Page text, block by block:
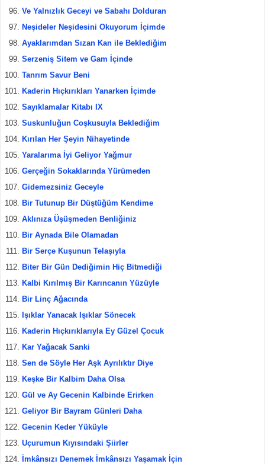
Ve Yalnızlık Geceyi ve Sabahı Dolduran
Neşideler Neşidesini Okuyorum İçimde
Ayaklarımdan Sızan Kan ile Beklediğim
Serzeniş Sitem ve Gam İçinde
Tanrım Savur Beni
Kaderin Hıçkırıkları Yanarken İçimde
Sayıklamalar Kitabı IX
Suskunluğun Coşkusuyla Beklediğim
Kırılan Her Şeyin Nihayetinde
Yaralarıma İyi Geliyor Yağmur
Gerçeğin Sokaklarında Yürümeden
Gidemezsiniz Geceyle
Bir Tutunup Bir Düştüğüm Kendime
Aklınıza Üşüşmeden Benliğiniz
Bir Aynada Bile Olamadan
Bir Serçe Kuşunun Telaşıyla
Biter Bir Gün Dediğimin Hiç Bitmediği
Kalbi Kırılmış Bir Karıncanın Yüzüyle
Bir Linç Ağacında
Işıklar Yanacak Işıklar Sönecek
Kaderin Hıçkırıklarıyla Ey Güzel Çocuk
Kar Yağacak Sanki
Sen de Söyle Her Aşk Ayrılıktır Diye
Keşke Bir Kalbim Daha Olsa
Gül ve Ay Gecenin Kalbinde Erirken
Geliyor Bir Bayram Günleri Daha
Gecenin Keder Yüküyle
Uçurumun Kıyısındaki Şiirler
İmkânsızı Denemek İmkânsızı Yaşamak İçin